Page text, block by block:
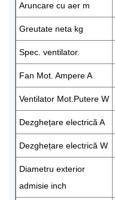
Aruncare cu aer m
Greutate neta kg
Spec. ventilator.
Fan Mot. Ampere A
Ventilator Mot.Putere W
Dezghețare electrică A
Dezghețare electrică W
Diametru exterior
admisie inch